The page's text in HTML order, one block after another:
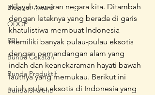
Blogger Award
ODOP
RBI
Bunda Cekatan
Bunda Produktif
Bunda Shaleha
wilayah perairan negara kita. Ditambah
dengan letaknya yang berada di garis
khatulistiwa membuat Indonesia
memiliki banyak pulau-pulau eksotis
dengan pemandangan alam yang
indah dan keanekaraman hayati bawah
lautnya yang memukau. Berikut ini
tujuh pulau eksotis di Indonesia yang